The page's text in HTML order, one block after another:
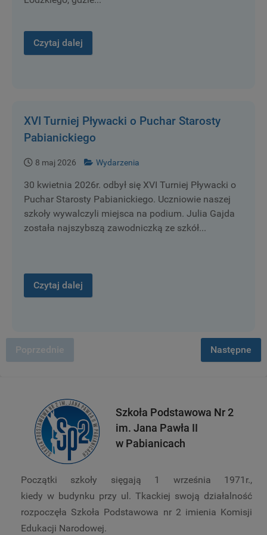
Czytaj dalej
XVI Turniej Pływacki o Puchar Starosty
Pabianickiego
8 maj 2026 Wydarzenia
30 kwietnia 2026r. odbył się XVI Turniej Pływacki o
Puchar Starosty Pabianickiego. Uczniowie naszej
szkoły wywalczyli miejsca na podium. Julia Gajda
została najszybszą zawodniczką ze szkół...
Czytaj dalej
Poprzednie Następne
Szkoła Podstawowa Nr 2
im. Jana Pawła II
w Pabianicach
Początki szkoły sięgają 1 września 1971r.,
kiedy w budynku przy ul. Tkackiej swoją działalność
rozpoczęła Szkoła Podstawowa nr 2 imienia Komisji
Edukacji Narodowej.